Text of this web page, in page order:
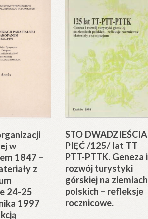
w
1847 –
z
24-25
1997
STO DWADZIEŚCIA
PIĘĆ /125/ lat TT-
PTT-PTTK. Geneza i
rozwój turystyki
górskiej na ziemiach
polskich – refleksje
rocznicowe.